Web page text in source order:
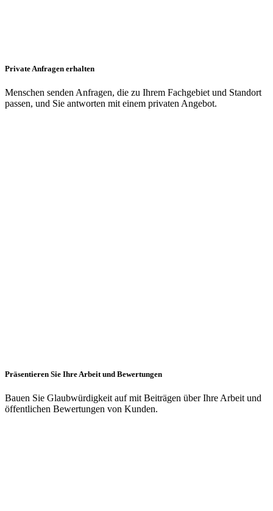
Private Anfragen erhalten
Menschen senden Anfragen, die zu Ihrem Fachgebiet und Standort
passen, und Sie antworten mit einem privaten Angebot.
Präsentieren Sie Ihre Arbeit und Bewertungen
Bauen Sie Glaubwürdigkeit auf mit Beiträgen über Ihre Arbeit und
öffentlichen Bewertungen von Kunden.